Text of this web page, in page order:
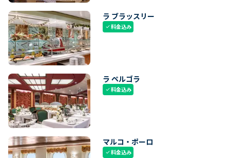
ラ ブラッスリー
check料金込み
ラ ペルゴラ
check料金込み
マルコ・ポーロ
check料金込み